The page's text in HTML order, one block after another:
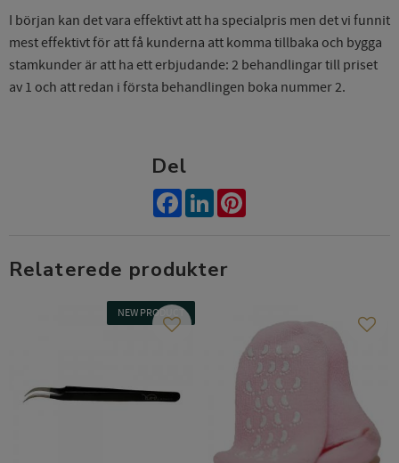
I början kan det vara effektivt att ha specialpris men det vi funnit
mest effektivt för att få kunderna att komma tillbaka och bygga
stamkunder är att ha ett erbjudande: 2 behandlingar till priset
av 1 och att redan i första behandlingen boka nummer 2.
Del
Facebook
LinkedIn
Relaterede produkter
NEW PRODUCT
Gem som favorit Gem